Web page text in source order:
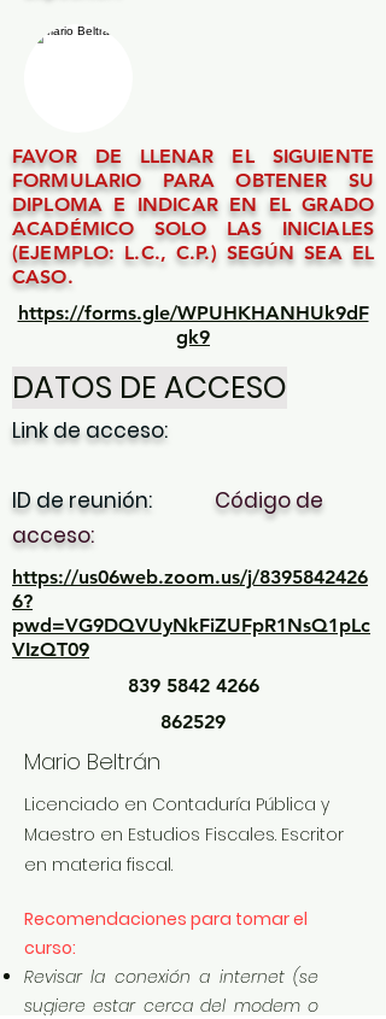
FAVOR DE LLENAR EL SIGUIENTE
FORMULARIO PARA OBTENER SU
DIPLOMA E INDICAR EN EL GRADO
ACADÉMICO SOLO LAS INICIALES
(EJEMPLO: L.C., C.P.) SEGÚN SEA EL
CASO.
https://forms.gle/WPUHKHANHUk9dF
gk9
DATOS DE ACCESO
Link de acceso:
ID de reunión: Código de
acceso:
https://us06web.zoom.us/j/8395842426
6?
pwd=VG9DQVUyNkFiZUFpR1NsQ1pLc
VIzQT09
839 5842 4266
862529
Mario Beltrán
Licenciado en Contaduría Pública y
Maestro en Estudios Fiscales. Escritor
en materia fiscal.
Recomendaciones para tomar el
curso:
Revisar la conexión a internet (se
sugiere estar cerca del modem o